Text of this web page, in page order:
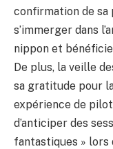
confirmation de
s’immerger dans
nippon et
De plus, la veille
sa gratitude pour
expérience de
d’anticiper des
fantastiques » lors